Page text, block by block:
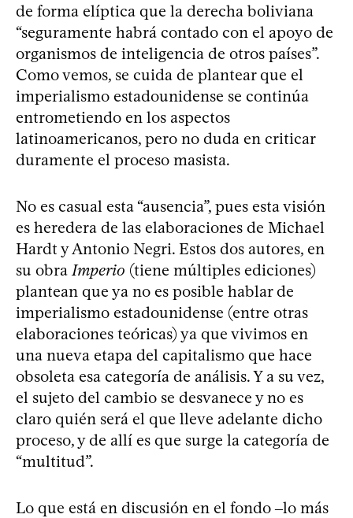
de forma elíptica que la derecha boliviana
“seguramente habrá contado con el apoyo de
organismos de inteligencia de otros países”.
Como vemos, se cuida de plantear que el
imperialismo estadounidense se continúa
entrometiendo en los aspectos
latinoamericanos, pero no duda en criticar
duramente el proceso masista.
No es casual esta “ausencia”, pues esta visión
es heredera de las elaboraciones de Michael
Hardt y Antonio Negri. Estos dos autores, en
su obraImperio (tiene múltiples ediciones)
plantean que ya no es posible hablar de
imperialismo estadounidense (entre otras
elaboraciones teóricas) ya que vivimos en
una nueva etapa del capitalismo que hace
obsoleta esa categoría de análisis. Y a su vez,
el sujeto del cambio se desvanece y no es
claro quién será el que lleve adelante dicho
proceso, y de allí es que surge la categoría de
“multitud”.
Lo que está en discusión en el fondo ‒lo más